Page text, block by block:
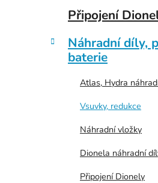
n
i
Připojení
Náhradní díly,
baterie
Atlas, Hydra
Vsuvky, redukce
Náhradní vložky
Dionela náhradní
Připojení Dionely